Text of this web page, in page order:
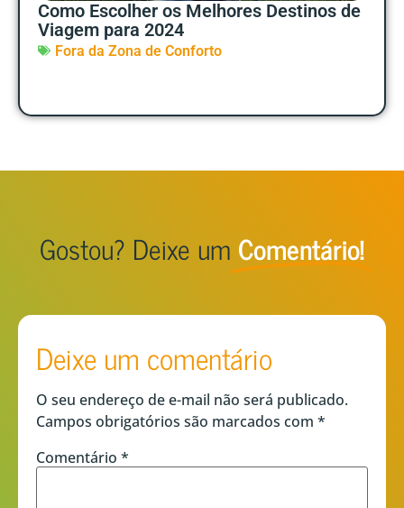
Como Escolher os Melhores Destinos de
Viagem para 2024
Fora da Zona de Conforto
Gostou? Deixe um Comentário!
Deixe um comentário
O seu endereço de e-mail não será publicado.
Campos obrigatórios são marcados com *
Comentário *